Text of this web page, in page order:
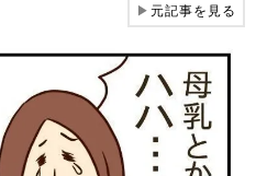
▶元記事を見る